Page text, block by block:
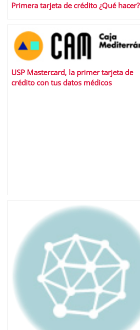
Primera tarjeta de crédito ¿Qué hacer?
USP Mastercard, la primer tarjeta de
crédito con tus datos médicos